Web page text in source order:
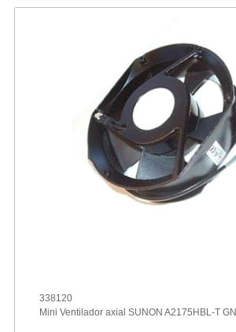
338120
Mini Ventilador axial SUNON A2175HBL-T GN